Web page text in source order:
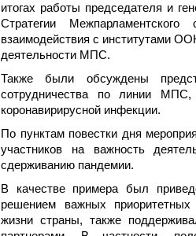
итогах работы председателя и
Стратегии
взаимодействия с институтами
деятельности МПС.
Также были обсуждены
сотрудничества по линии
коронавирирусной инфекции.
По пунктам повестки дня
участников на важность
сдерживанию пандемии.
В качестве примера был
решением важных приоритетных
жизни страны, также